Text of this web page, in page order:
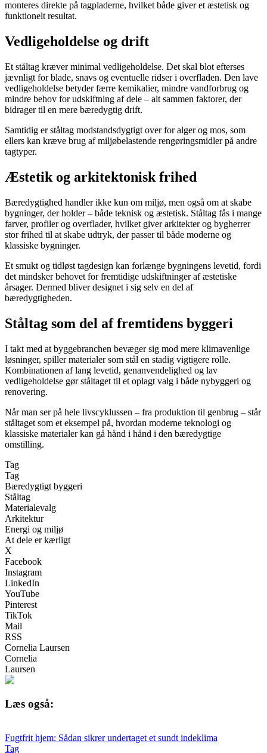
monteres direkte på tagpladerne, hvilket både giver et æstetisk og
funktionelt resultat.
Vedligeholdelse og drift
Et ståltag kræver minimal vedligeholdelse. Det skal blot efterses
jævnligt for blade, snavs og eventuelle ridser i overfladen. Den lave
vedligeholdelse betyder færre kemikalier, mindre vandforbrug og
mindre behov for udskiftning af dele – alt sammen faktorer, der
bidrager til en mere bæredygtig drift.
Samtidig er ståltag modstandsdygtigt over for alger og mos, som
ellers kan kræve brug af miljøbelastende rengøringsmidler på andre
tagtyper.
Æstetik og arkitektonisk frihed
Bæredygtighed handler ikke kun om miljø, men også om at skabe
bygninger, der holder – både teknisk og æstetisk. Ståltag fås i mange
farver, profiler og overflader, hvilket giver arkitekter og bygherrer
stor frihed til at skabe udtryk, der passer til både moderne og
klassiske bygninger.
Et smukt og tidløst tagdesign kan forlænge bygningens levetid, fordi
det mindsker behovet for fremtidige udskiftninger af æstetiske
årsager. Dermed bliver designet i sig selv en del af
bæredygtigheden.
Ståltag som del af fremtidens byggeri
I takt med at byggebranchen bevæger sig mod mere klimavenlige
løsninger, spiller materialer som stål en stadig vigtigere rolle.
Kombinationen af lang levetid, genanvendelighed og lav
vedligeholdelse gør ståltaget til et oplagt valg i både nybyggeri og
renovering.
Når man ser på hele livscyklussen – fra produktion til genbrug – står
ståltaget som et eksempel på, hvordan moderne teknologi og
klassiske materialer kan gå hånd i hånd i den bæredygtige
omstilling.
Tag
Tag
Bæredygtigt byggeri
Ståltag
Materialevalg
Arkitektur
Energi og miljø
At dele er kærligt
X
Facebook
Instagram
LinkedIn
YouTube
Pinterest
TikTok
Mail
RSS
Cornelia Laursen
Cornelia
Laursen
Læs også:
Fugtfrit hjem: Sådan sikrer undertaget et sundt indeklima
Tag